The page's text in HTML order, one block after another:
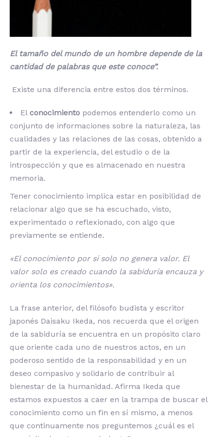
El tamaño del mundo de un hombre depende de la
cantidad de palabras que este conoce”.
Existe una diferencia entre estos dos términos.
El conocimiento podemos entenderlo como un
conjunto de informaciones sobre la naturaleza, las
cualidades y las relaciones de las cosas, obtenido a
partir de la experiencia, del estudio o de la
introspección y que es almacenado en nuestra
memoria.
Tener conocimiento implica estar en posibilidad de
relacionar algo que se ha escuchado, visto,
experimentado o reflexionado, con algo que
previamente se entiende.
«El conocimiento por sí solo no genera valor. El
valor solo es creado cuando la sabiduría encauza y
orienta los conocimientos».
La frase anterior, del filósofo budista y escritor
japonés Daisaku Ikeda, nos recuerda que el origen
de la sabiduría se encuentra en un propósito claro
que oriente cada uno de nuestros actos, en un
poderoso sentido de la responsabilidad y en un
deseo compasivo y solidario de contribuir al
bienestar de la humanidad. Afirma Ikeda que
estamos expuestos a caer en la trampa de buscar el
conocimiento como un fin en sí mismo, a menos
que continuamente nos preguntemos ¿cuál es el